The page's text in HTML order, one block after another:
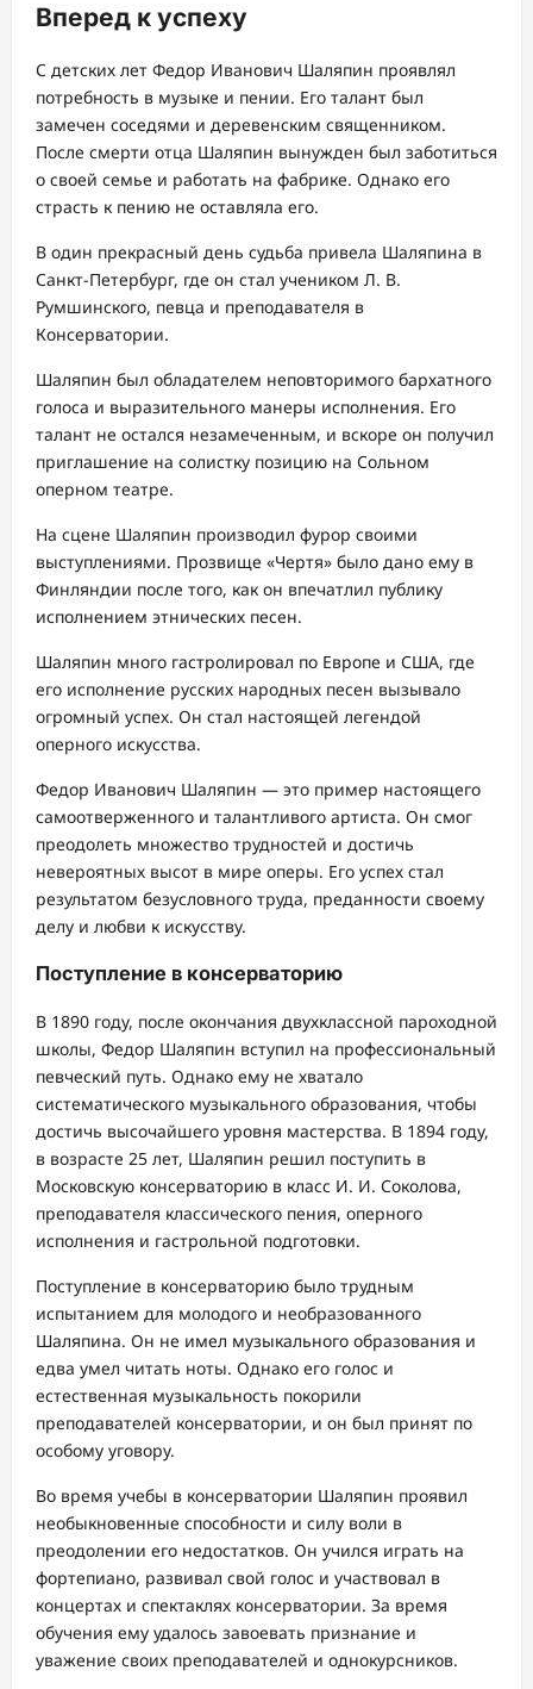
Вперед к успеху
С детских лет Федор Иванович Шаляпин проявлял
потребность в музыке и пении. Его талант был
замечен соседями и деревенским священником.
После смерти отца Шаляпин вынужден был заботиться
о своей семье и работать на фабрике. Однако его
страсть к пению не оставляла его.
В один прекрасный день судьба привела Шаляпина в
Санкт-Петербург, где он стал учеником Л. В.
Румшинского, певца и преподавателя в
Консерватории.
Шаляпин был обладателем неповторимого бархатного
голоса и выразительного манеры исполнения. Его
талант не остался незамеченным, и вскоре он получил
приглашение на солистку позицию на Сольном
оперном театре.
На сцене Шаляпин производил фурор своими
выступлениями. Прозвище «Чертя» было дано ему в
Финляндии после того, как он впечатлил публику
исполнением этнических песен.
Шаляпин много гастролировал по Европе и США, где
его исполнение русских народных песен вызывало
огромный успех. Он стал настоящей легендой
оперного искусства.
Федор Иванович Шаляпин — это пример настоящего
самоотверженного и талантливого артиста. Он смог
преодолеть множество трудностей и достичь
невероятных высот в мире оперы. Его успех стал
результатом безусловного труда, преданности своему
делу и любви к искусству.
Поступление в консерваторию
В 1890 году, после окончания двухклассной пароходной
школы, Федор Шаляпин вступил на профессиональный
певческий путь. Однако ему не хватало
систематического музыкального образования, чтобы
достичь высочайшего уровня мастерства. В 1894 году,
в возрасте 25 лет, Шаляпин решил поступить в
Московскую консерваторию в класс И. И. Соколова,
преподавателя классического пения, оперного
исполнения и гастрольной подготовки.
Поступление в консерваторию было трудным
испытанием для молодого и необразованного
Шаляпина. Он не имел музыкального образования и
едва умел читать ноты. Однако его голос и
естественная музыкальность покорили
преподавателей консерватории, и он был принят по
особому уговору.
Во время учебы в консерватории Шаляпин проявил
необыкновенные способности и силу воли в
преодолении его недостатков. Он учился играть на
фортепиано, развивал свой голос и участвовал в
концертах и спектаклях консерватории. За время
обучения ему удалось завоевать признание и
уважение своих преподавателей и однокурсников.